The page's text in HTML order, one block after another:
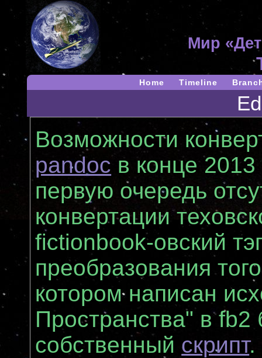
Мир
Home Timeline
Возможности
pandoc в конце
первую очередь
конвертации
fictionbook-овский
преобразования
котором написан
Пространства" в
собственный скрипт.